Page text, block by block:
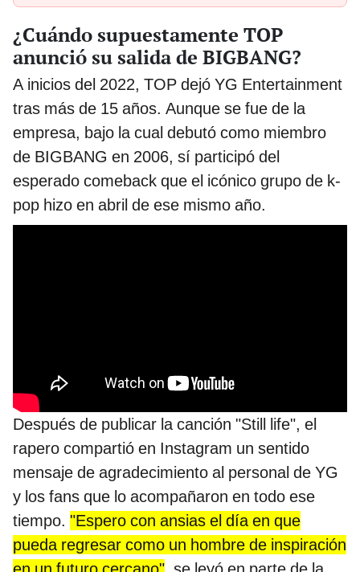
¿Cuándo supuestamente TOP
anunció su salida de BIGBANG?
A inicios del 2022, TOP dejó YG Entertainment
tras más de 15 años. Aunque se fue de la
empresa, bajo la cual debutó como miembro
de BIGBANG en 2006, sí participó del
esperado comeback que el icónico grupo de k-
pop hizo en abril de ese mismo año.
Después de publicar la canción "Still life", el
rapero compartió en Instagram un sentido
mensaje de agradecimiento al personal de YG
y los fans que lo acompañaron en todo ese
tiempo. "Espero con ansias el día en que
pueda regresar como un hombre de inspiración